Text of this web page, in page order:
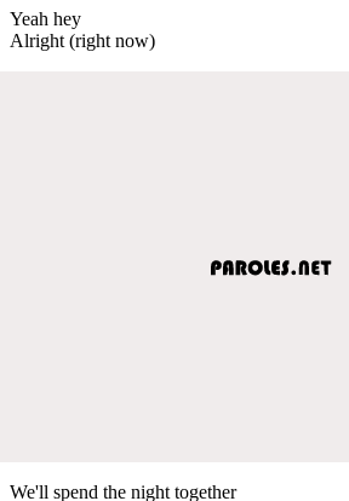
Yeah hey
Alright (right now)
We'll spend the night together